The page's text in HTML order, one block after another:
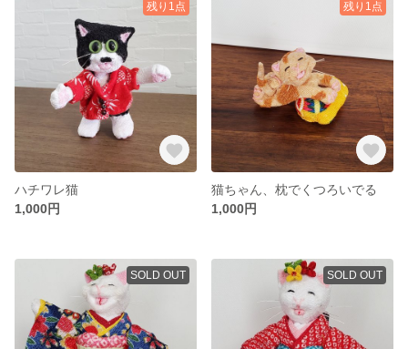
残り1点
ハチワレ猫
1,000円
残り1点
猫ちゃん、枕でくつろいでる
1,000円
SOLD OUT SOLD OUT